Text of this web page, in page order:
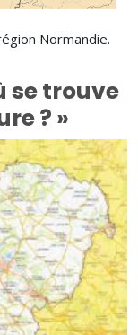
Normandie.
se trouve
? »